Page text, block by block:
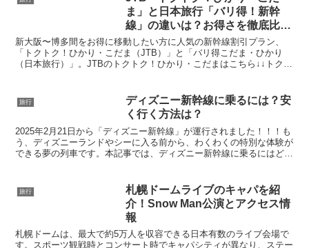
ま」と日本旅行「バリ得！新幹
線」の違いは？お得さを徹底比
較！！！
新大阪〜博多間をお得に移動したい方に人気の新幹線割引プラン、
「トクトク！ひかり・こだま（JTB）」と「バリ得こだま・ひかり
（日本旅行）」。JTBのトクトク！ひかり・こだまはこちら↓↓トクト
旅行
ディズニー新幹線に乗るには？安
く行く方法は？
2025年2月21日から「ディズニー新幹線」が運行されました！！！も
う、ディズニーランドやシーに入る前から、わくわくの特別な体験が
できる夢の列車です。本記事では、ディズニー新幹線に乗るにはどう
旅行
札幌ドームライブのキャパを紹
介！Snow Man公演とアクセス情
報
札幌ドームは、最大で約5万人を収容できる日本有数のライブ会場で
す。スポーツ観戦時とコンサート時でキャパシティが異なり、ステー